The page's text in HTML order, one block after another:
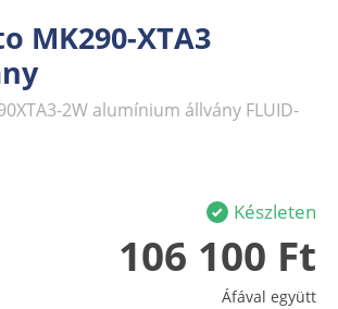
MK290-XTA3
2W alumínium állvány FLUID-
Készleten
106 100 Ft
Áfával együtt